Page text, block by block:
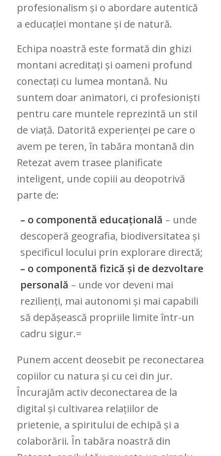
profesionalism și o abordare autentică
a educației montane și de natură.
Echipa noastră este formată din ghizi
montani acreditați și oameni profund
conectați cu lumea montană. Nu
suntem doar animatori, ci profesioniști
pentru care muntele reprezintă un stil
de viață. Datorită experienței pe care o
avem pe teren, în tabăra montană din
Retezat avem trasee planificate
inteligent, unde copiii au deopotrivă
parte de:
– o componentă educațională – unde
descoperă geografia, biodiversitatea și
specificul locului prin explorare directă;
– o componentă fizică și de dezvoltare
personală – unde vor deveni mai
rezilienți, mai autonomi și mai capabili
să depășească propriile limite într-un
cadru sigur.=
Punem accent deosebit pe reconectarea
copiilor cu natura și cu cei din jur.
Încurajăm activ deconectarea de la
digital și cultivarea relațiilor de
prietenie, a spiritului de echipă și a
colaborării. În tabăra noastră din